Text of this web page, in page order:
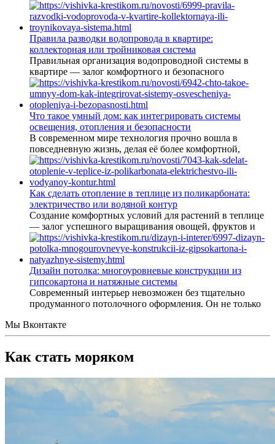
Правила разводки водопровода в квартире:
коллекторная или тройниковая система
Правильная организация водопроводной системы в
квартире — залог комфортного и безопасного
Что такое умный дом: как интегрировать системы
освещения, отопления и безопасности
В современном мире технология прочно вошла в
повседневную жизнь, делая её более комфортной,
Как сделать отопление в теплице из поликарбоната:
электричество или водяной контур
Создание комфортных условий для растений в теплице
— залог успешного выращивания овощей, фруктов и
Дизайн потолка: многоуровневые конструкции из
гипсокартона и натяжные системы
Современный интерьер невозможен без тщательно
продуманного потолочного оформления. Он не только
Мы Вконтакте
Как стать моряком